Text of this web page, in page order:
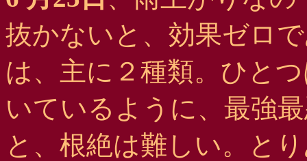
抜かないと、効果ゼロ
は、主に２種類。ひと
いているように、最強
と、根絶は難しい。と